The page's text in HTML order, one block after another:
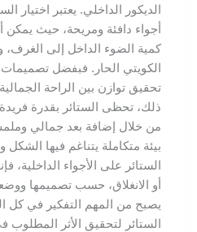
الديكور الداخلي. يعتبر اختيار
أجواء دافئة ومريحة، حيث يمكن
كمية الضوء الداخل إلى الغرف،
الكويتي الحار. فبفضل تصميمات
تحقيق توازن بين الراحة الجمالية
ذلك، تحظى الستائر بقدرة فريدة
من خلال إضافة بعد جمالي
بيئة متكاملة يتناغم فيها الشكل
الستائر على الأجواء الداخلية،
أو الانغلاق، حسب تصميمها
يصبح من المهم التفكير في كل
الستائر لتحقيق الأثر المطلوب